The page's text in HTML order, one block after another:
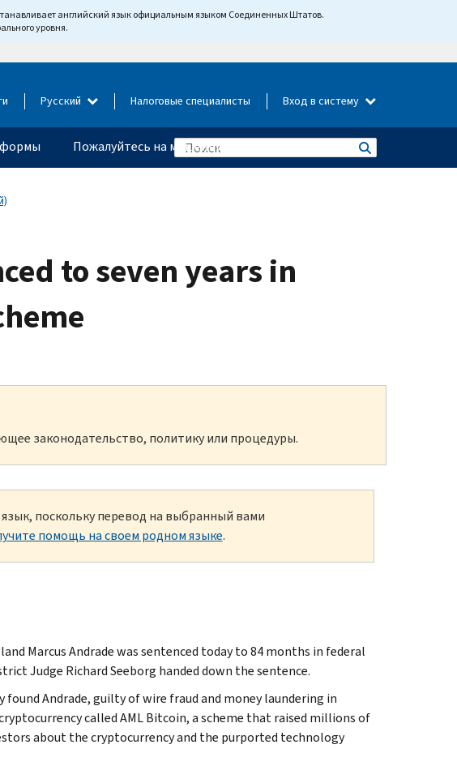
английский язык официальным языком Соединенных Штатов.
уровня.
Русский Налоговые специалисты Вход в систему
Пожалуйтесь на мошенничество
to seven years in
законодательство, политику или процедуры.
поскольку перевод на выбранный вами
помощь на своем родном языке.
Marcus Andrade was sentenced today to 84 months in federal
Judge Richard Seeborg handed down the sentence.
Andrade, guilty of wire fraud and money laundering in
called AML Bitcoin, a scheme that raised millions of
about the cryptocurrency and the purported technology